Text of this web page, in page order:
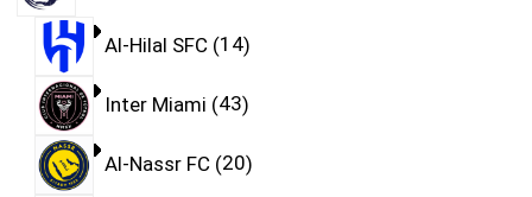
Al-Hilal SFC 14
Inter Miami 43
Al-Nassr FC 20